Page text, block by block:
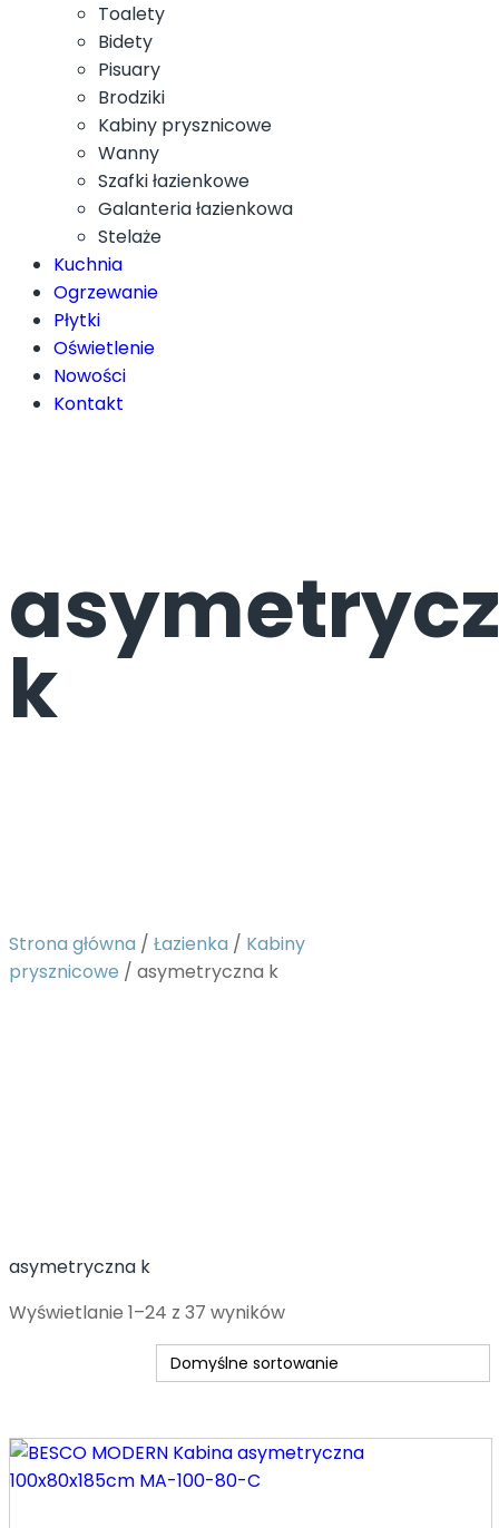
Toalety
Bidety
Pisuary
Brodziki
Kabiny prysznicowe
Wanny
Szafki łazienkowe
Galanteria łazienkowa
Stelaże
Kuchnia
Ogrzewanie
Płytki
Oświetlenie
Nowości
Kontakt
k
Strona główna / Łazienka / Kabiny
prysznicowe / asymetryczna k
asymetryczna k
Wyświetlanie 1–24 z 37 wyników